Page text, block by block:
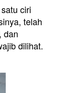
ciri
telah
dan
dilihat.